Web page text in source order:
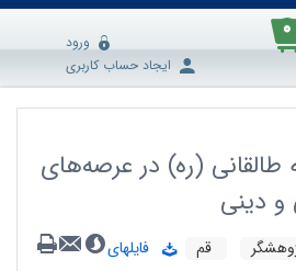
۰
ورود
ایجاد حساب کاربری
طالقانی (ره) در عرصه‌های
و دینی
قم
فایلهای